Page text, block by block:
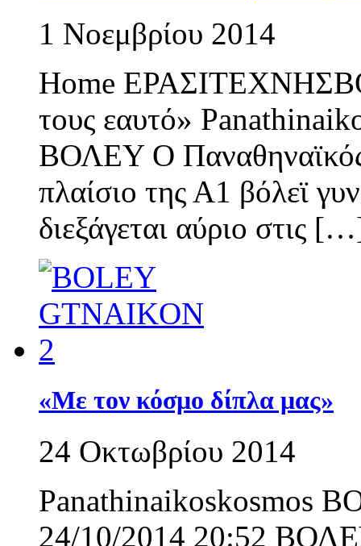
1 Νοεμβρίου 2014
Home
τους εαυτό»
ΒΟΛΕΥ Ο Παναθηναϊκός
πλαίσιο της Α1 βόλεϊ
διεξάγεται αύριο στις
«Με τον κόσμο δίπλα μας»
24 Οκτωβρίου 2014
Panathinaikoskosmos
24/10/2014 20:52